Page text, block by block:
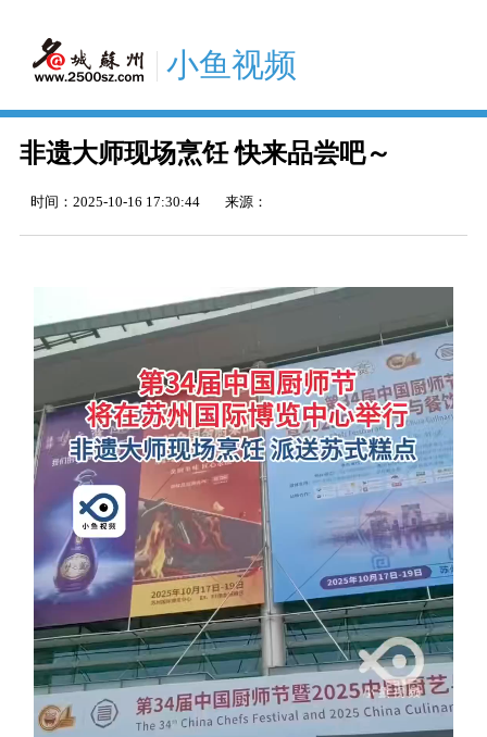
小鱼视频
非遗大师现场烹饪 快来品尝吧～
时间： 2025-10-16 17:30:44 来源：